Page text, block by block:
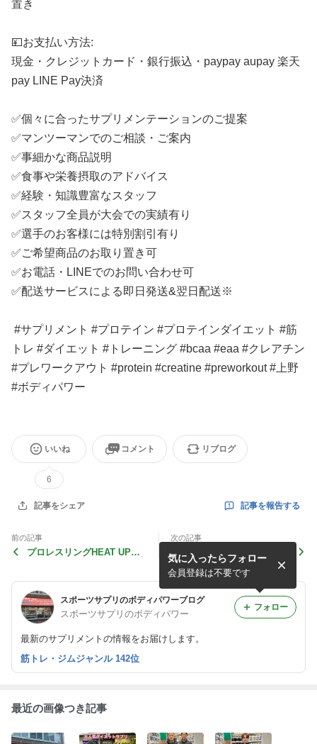
置き
💴お支払い方法:
現金・クレジットカード・銀行振込・paypay aupay 楽天
pay LINE Pay決済
✅個々に合ったサプリメンテーションのご提案
✅マンツーマンでのご相談・ご案内
✅事細かな商品説明
✅食事や栄養摂取のアドバイス
✅経験・知識豊富なスタッフ
✅スタッフ全員が大会での実績有り
✅選手のお客様には特別割引有り
✅ご希望商品のお取り置き可
✅お電話・LINEでのお問い合わせ可
✅配送サービスによる即日発送&翌日配送※
#サプリメント #プロテイン #プロテインダイエット #筋
トレ #ダイエット #トレーニング #bcaa #eaa #クレアチン
#プレワークアウト #protein #creatine #preworkout #上野
#ボディパワー
いいね
6
コメント リブログ
記事をシェア 記事を報告する
前の記事
プロレスリングHEAT UPタ
次の記事
1月28日(日)の営業時間は、1
2:00〜19:00になります。
スポーツサプリのボディパワーブログ
スポーツサプリのボディパワー
最新のサプリメントの情報をお届けします。
気に入ったらフォロー
会員登録は不要です
フォロー
筋トレ・ジムジャンル 142位
最近の画像つき記事